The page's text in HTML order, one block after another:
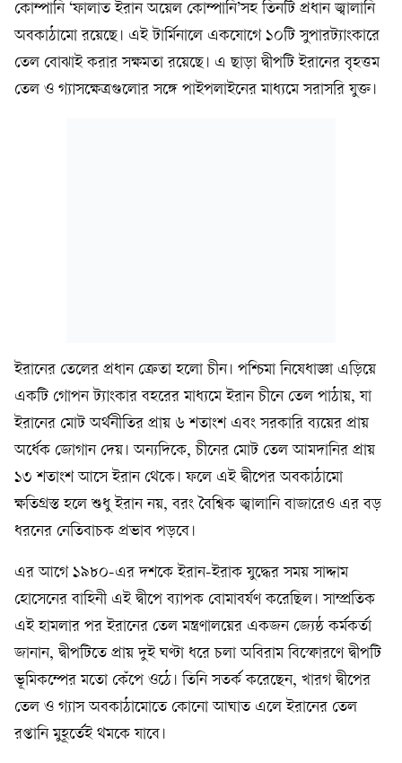
কোম্পানি ‘ফালাত ইরান অয়েল কোম্পানি’সহ তিনটি প্রধান জ্বালানি
অবকাঠামো রয়েছে। এই টার্মিনালে একযোগে ১০টি সুপারট্যাংকারে
তেল বোঝাই করার সক্ষমতা রয়েছে। এ ছাড়া দ্বীপটি ইরানের বৃহত্তম
তেল ও গ্যাসক্ষেত্রগুলোর সঙ্গে পাইপলাইনের মাধ্যমে সরাসরি যুক্ত।
ইরানের তেলের প্রধান ক্রেতা হলো চীন। পশ্চিমা নিষেধাজ্ঞা এড়িয়ে
একটি গোপন ট্যাংকার বহরের মাধ্যমে ইরান চীনে তেল পাঠায়, যা
ইরানের মোট অর্থনীতির প্রায় ৬ শতাংশ এবং সরকারি ব্যয়ের প্রায়
অর্ধেক জোগান দেয়। অন্যদিকে, চীনের মোট তেল আমদানির প্রায়
১৩ শতাংশ আসে ইরান থেকে। ফলে এই দ্বীপের অবকাঠামো
ক্ষতিগ্রস্ত হলে শুধু ইরান নয়, বরং বৈশ্বিক জ্বালানি বাজারেও এর বড়
ধরনের নেতিবাচক প্রভাব পড়বে।
এর আগে ১৯৮০-এর দশকে ইরান-ইরাক যুদ্ধের সময় সাদ্দাম
হোসেনের বাহিনী এই দ্বীপে ব্যাপক বোমাবর্ষণ করেছিল। সাম্প্রতিক
এই হামলার পর ইরানের তেল মন্ত্রণালয়ের একজন জ্যেষ্ঠ কর্মকর্তা
জানান, দ্বীপটিতে প্রায় দুই ঘণ্টা ধরে চলা অবিরাম বিস্ফোরণে দ্বীপটি
ভূমিকম্পের মতো কেঁপে ওঠে। তিনি সতর্ক করেছেন, খারগ দ্বীপের
তেল ও গ্যাস অবকাঠামোতে কোনো আঘাত এলে ইরানের তেল
রপ্তানি মুহূর্তেই থমকে যাবে।